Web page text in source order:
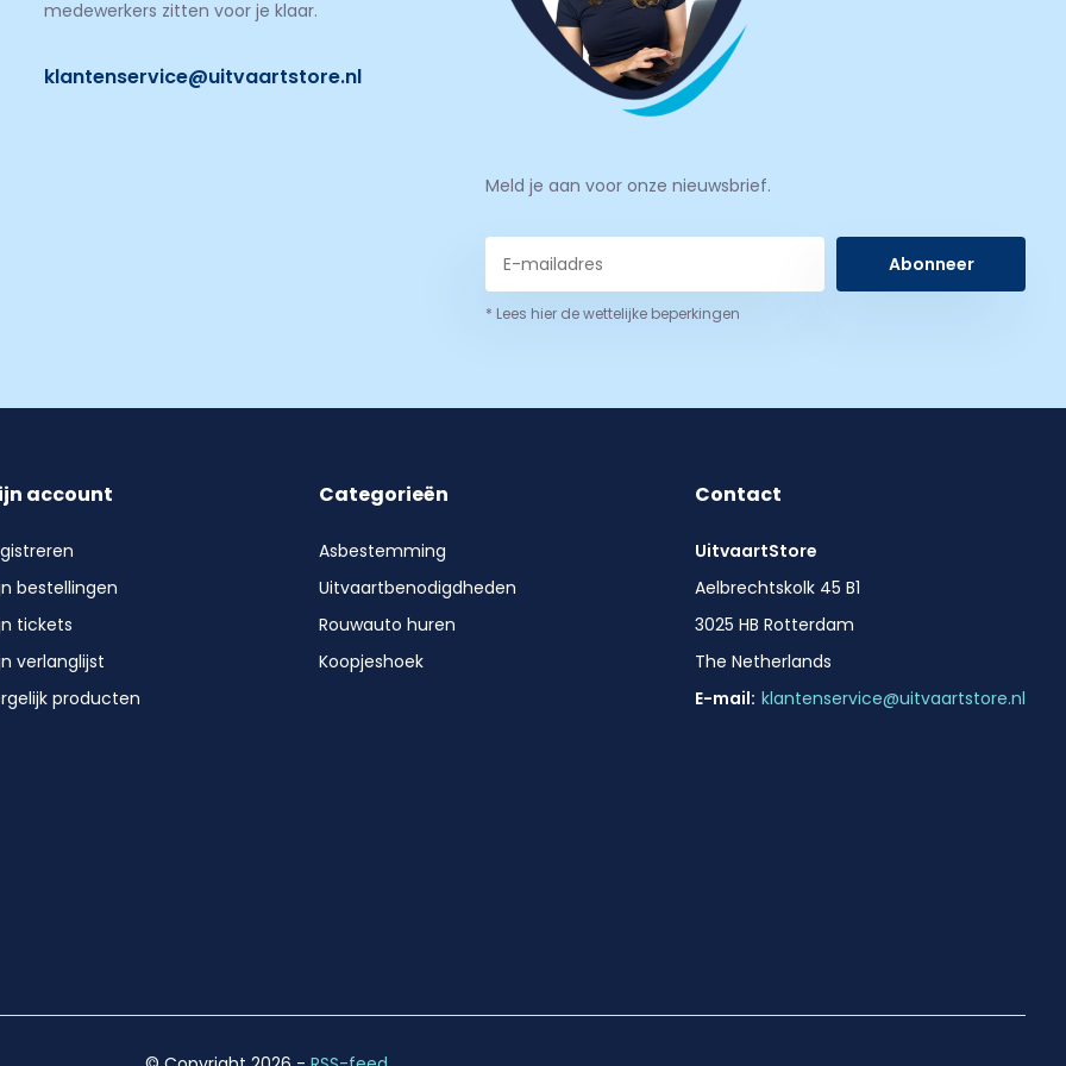
medewerkers zitten voor je klaar.
klantenservice@uitvaartstore.nl
Meld je aan voor onze nieuwsbrief.
Abonneer
* Lees hier de wettelijke beperkingen
account
bestellingen
tickets
verlanglijst
producten
Categorieën
Asbestemming
Uitvaartbenodigdheden
Rouwauto huren
Koopjeshoek
Contact
UitvaartStore
Aelbrechtskolk 45 B1
3025 HB Rotterdam
The Netherlands
E-mail: klantenservice@uitvaartstore.nl